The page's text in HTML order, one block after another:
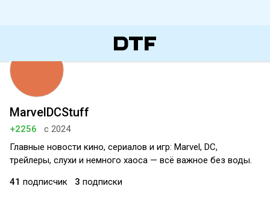
MarvelDCStuff
+2256
с 2024
Главные новости кино, сериалов и игр: Marvel, DC,
трейлеры, слухи и немного хаоса — всё важное без воды.
41 подписчик 3 подписки